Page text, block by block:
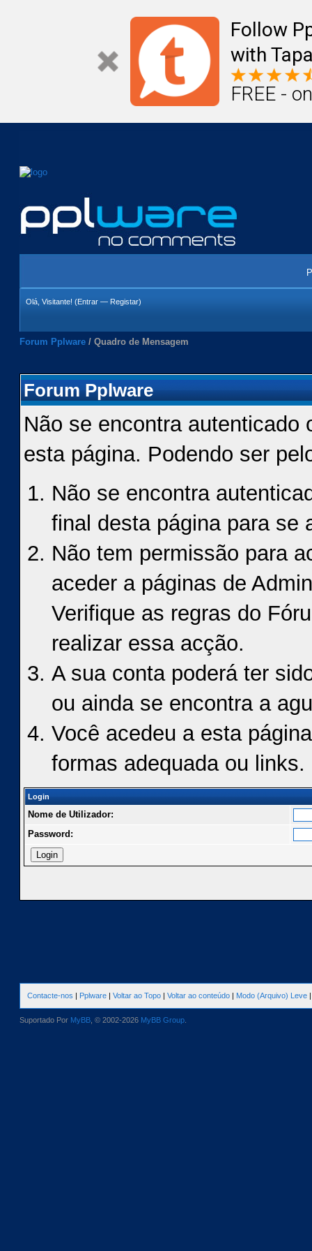
Follow
with
FREE -
Olá, Visitante! (Entrar — Registar)
Forum Pplware / Quadro de Mensagem
Forum Pplware
Não se encontra autenticado
esta página. Podendo ser
Não se encontra
final desta página para se
Não tem permissão para
aceder a páginas de
Verifique as regras do
realizar essa acção.
A sua conta poderá ter
ou ainda se encontra a
Você acedeu a esta
formas adequada ou links.
Login
Nome de Utilizador:
Password:
Contacte-nos | Pplware | Voltar ao Topo | Voltar ao conteúdo | Modo (Arquivo) Leve
Suportado Por MyBB , © 2002-2026 MyBB Group